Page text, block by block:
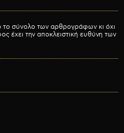
σύνολο των αρθρογράφων κι όχι
έχει την αποκλειστική ευθύνη των